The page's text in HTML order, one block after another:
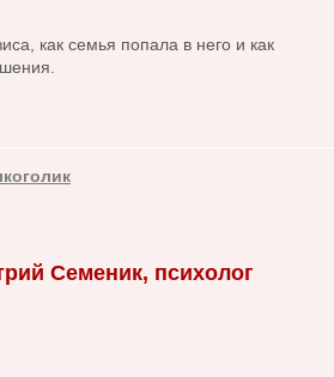
как семья попала в него и как
Семеник, психолог